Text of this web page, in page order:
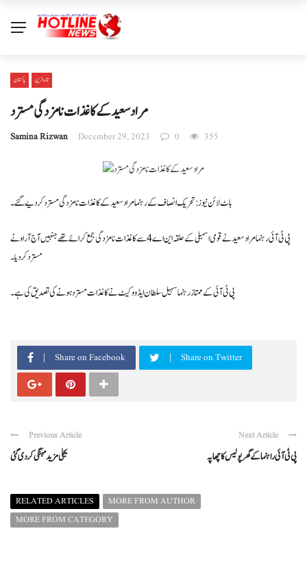
پاکستان تازہ ترین
مرادسعیدکےکاغذات نامزدگی مسترد
Samina Rizwan December 29, 2023 0 355
ہاٹ لائن نیوز : تحریک انصاف کے رہنما مراد سعید کے کاغذات نامزدگی مسترد کر دیے گئے۔
پی ٹی آئی رہنما مراد سعید نے قومی اسمبلی کے حلقہ این اے 4 سے کاغذات نامزدگی جمع کرائے تھے جنہیں آج آر او نے
مسترد کردیا۔
پی ٹی آئی کے ممتاز رہنما سہیل سلطان ایڈووکیٹ نے کاغذات مسترد ہونے کی تصدیق کی ہے ۔
Share on Facebook Share on Twitter
Previous Article
بجلی مزیدمہنگی کردی گئی
Next Article
پی ٹی آئی راہنماکےگھرپولیس کاچھاپہ
RELATED ARTICLES
MORE FROM AUTHOR
MORE FROM CATEGORY